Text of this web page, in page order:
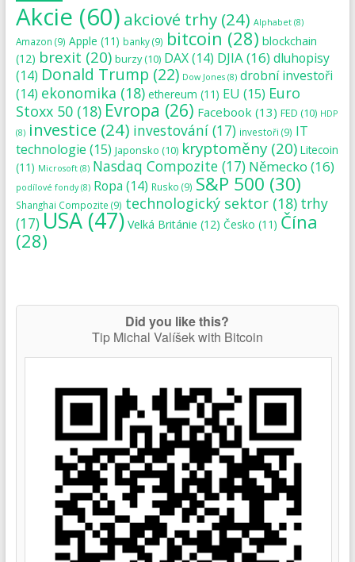
Akcie (60) akciové trhy(24) Alphabet(8)
Amazon (9) Apple (11) banky(9) bitcoin (28) blockchain
(12) brexit (20) burzy(10) DAX(14) DJIA(16)dluhopisy
(14) Donald Trump (22) Dow Jones(8) drobní investoři
(14) ekonomika (18) ethereum (11) EU (15) Euro
Stoxx 50(18) Evropa (26) Facebook (13) FED (10) HDP
(8) investice (24) investování(17) investoři (9) IT
technologie (15) Japonsko (10) kryptoměny(20) Litecoin
(11) Microsoft(8) Nasdaq Compozite(17) Německo (16)
podílové fondy(8) Ropa (14) Rusko (9) S&P 500 (30)
Shanghai Compozite (9) technologický sektor(18) trhy
(17)USA(47) Velká Británie (12) Česko (11) Čína
(28)
Did you like this?
Tip Michal Valíšek with Bitcoin